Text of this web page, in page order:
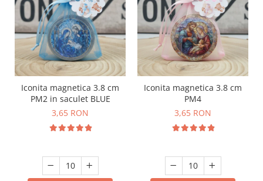
Iconita magnetica 3.8 cm
PM2 in saculet BLUE
3,65 RON
Iconita magnetica 3.8 cm
PM4
3,65 RON